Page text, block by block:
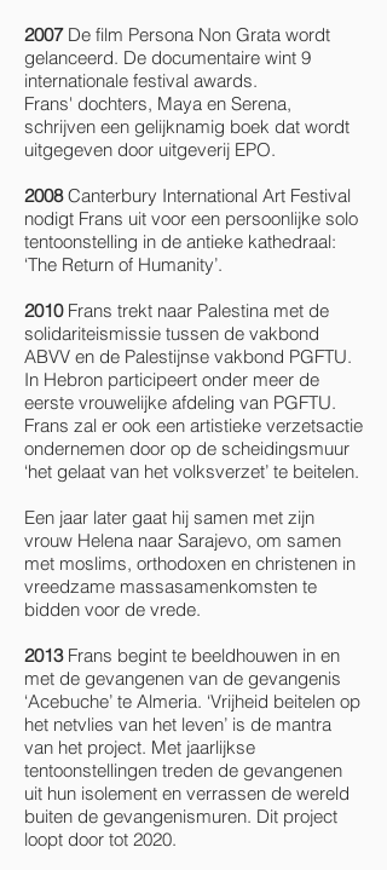
2007De film Persona Non Grata wordt
gelanceerd. De documentaire wint 9
internationale festival awards.
Frans' dochters, Maya en Serena,
schrijven een gelijknamig boek dat wordt
uitgegeven door uitgeverij EPO.
2008Canterbury International Art Festival
nodigt Frans uit voor een persoonlijke solo
tentoonstelling in de antieke kathedraal:
‘The Return of Humanity’.
2010Frans trekt naar Palestina met de
solidariteismissie tussen de vakbond
ABVV en de Palestijnse vakbond PGFTU.
In Hebron participeert onder meer de
eerste vrouwelijke afdeling van PGFTU.
Frans zal er ook een artistieke verzetsactie
ondernemen door op de scheidingsmuur
‘het gelaat van het volksverzet’ te beitelen.
Een jaar later gaat hij samen met zijn
vrouw Helena naar Sarajevo, om samen
met moslims, orthodoxen en christenen in
vreedzame massasamenkomsten te
bidden voor de vrede.
2013Frans begint te beeldhouwen in en
met de gevangenen van de gevangenis
‘Acebuche’ te Almeria. ‘Vrijheid beitelen op
het netvlies van het leven’ is de mantra
van het project. Met jaarlijkse
tentoonstellingen treden de gevangenen
uit hun isolement en verrassen de wereld
buiten de gevangenismuren. Dit project
loopt door tot 2020.